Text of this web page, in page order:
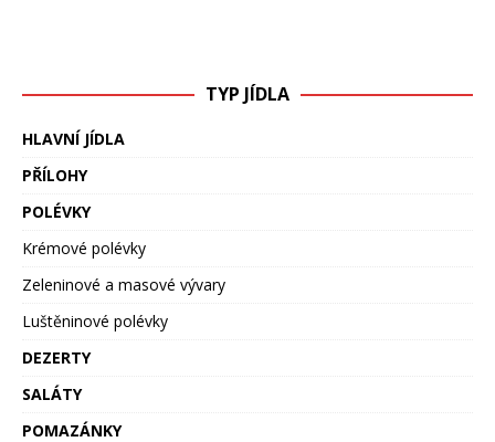
TYP JÍDLA
HLAVNÍ JÍDLA
PŘÍLOHY
POLÉVKY
Krémové polévky
Zeleninové a masové vývary
Luštěninové polévky
DEZERTY
SALÁTY
POMAZÁNKY